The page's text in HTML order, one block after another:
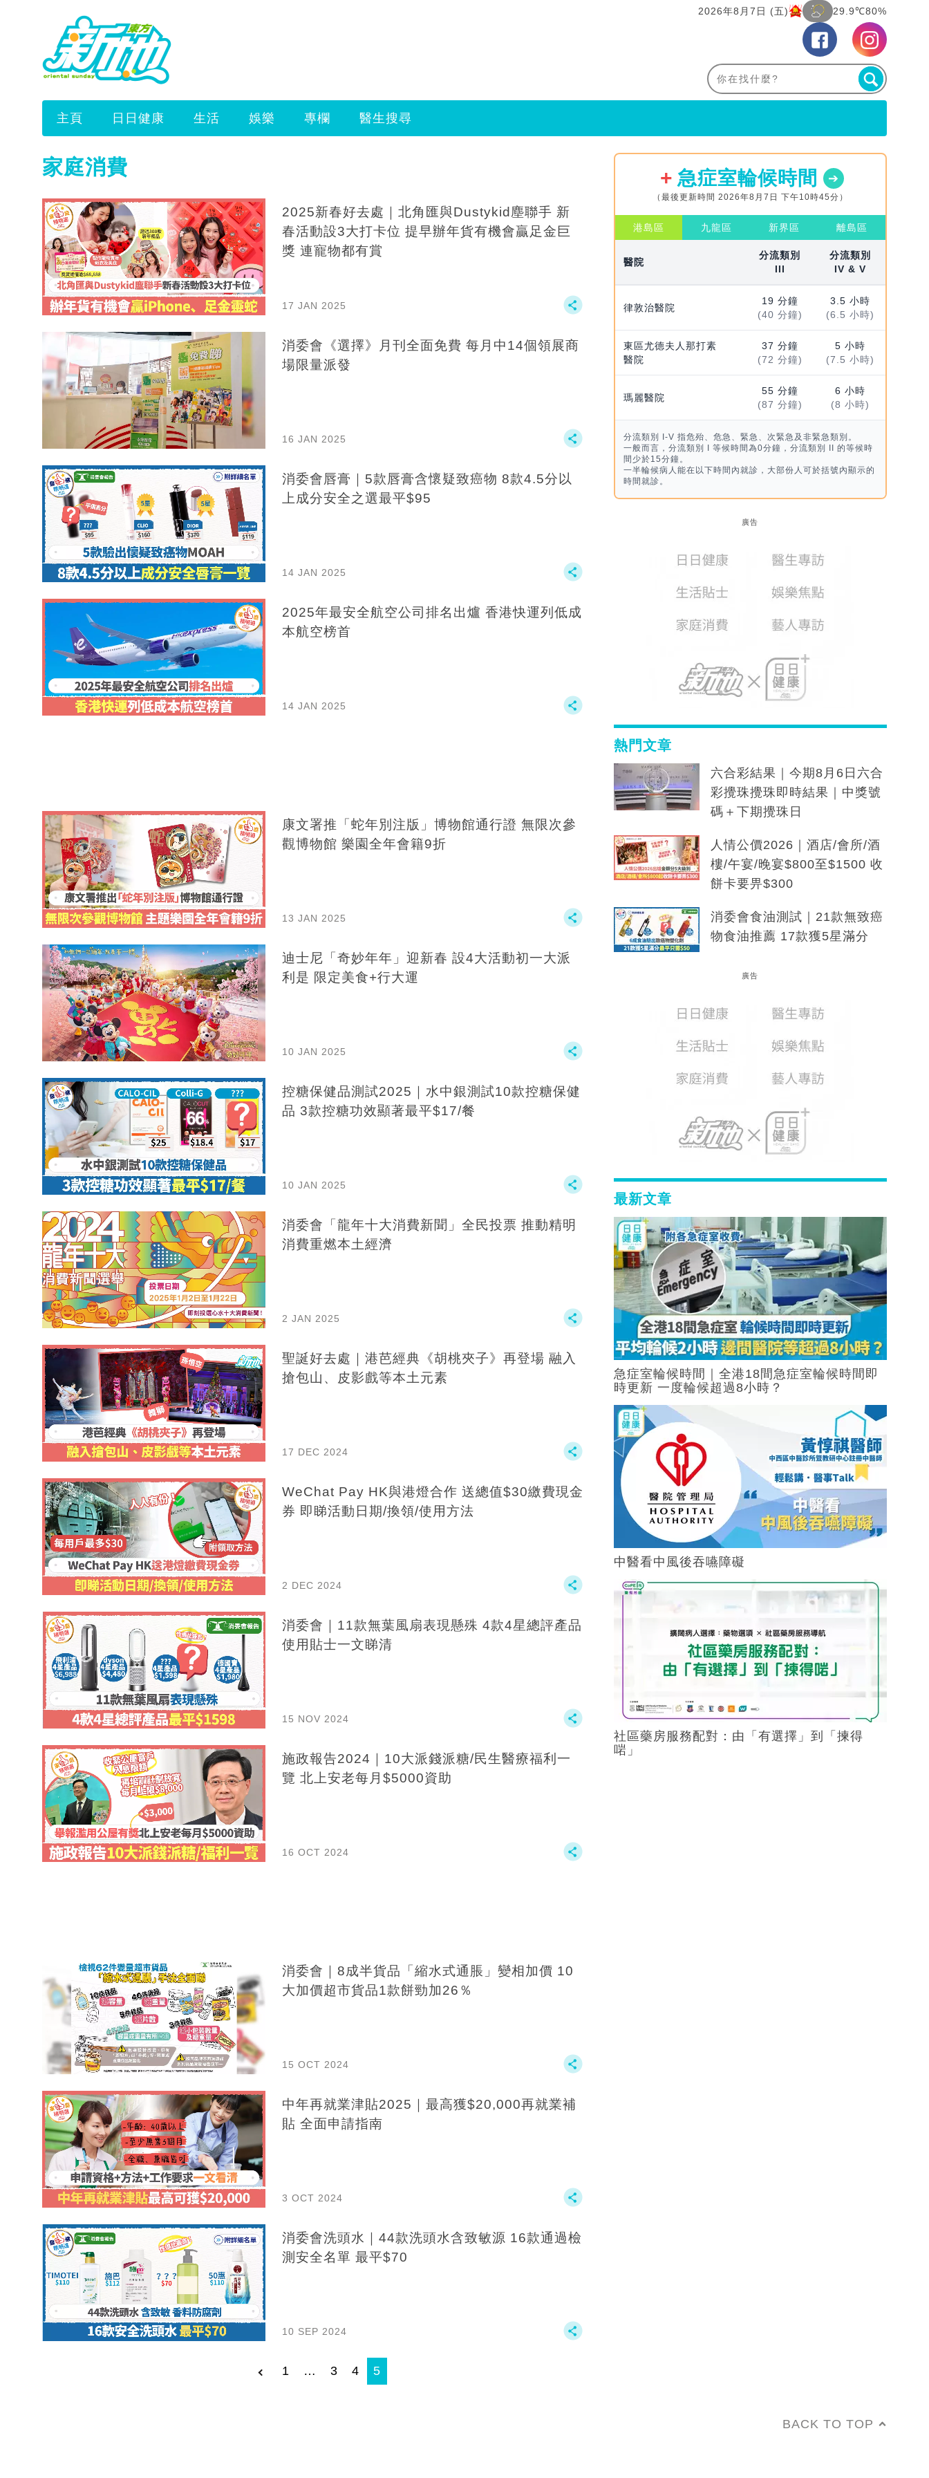
2026年8月7日 (五) 29.9℃80%
主頁 日日健康 生活 娛樂 專欄 醫生搜尋
家庭消費
2025新春好去處｜北角匯與Dustykid塵聯手 新
春活動設3大打卡位 提早辦年貨有機會贏足金巨
獎 連寵物都有賞
17 JAN 2025
消委會《選擇》月刊全面免費 每月中14個領展商
場限量派發
16 JAN 2025
消委會唇膏｜5款唇膏含懷疑致癌物 8款4.5分以
上成分安全之選最平$95
14 JAN 2025
2025年最安全航空公司排名出爐 香港快運列低成
本航空榜首
14 JAN 2025
康文署推「蛇年別注版」博物館通行證 無限次參
觀博物館 樂園全年會籍9折
13 JAN 2025
迪士尼「奇妙年年」迎新春 設4大活動初一大派
利是 限定美食+行大運
10 JAN 2025
控糖保健品測試2025｜水中銀測試10款控糖保健
品 3款控糖功效顯著最平$17/餐
10 JAN 2025
消委會「龍年十大消費新聞」全民投票 推動精明
消費重燃本土經濟
2 JAN 2025
聖誕好去處｜港芭經典《胡桃夾子》再登場 融入
搶包山、皮影戲等本土元素
17 DEC 2024
WeChat Pay HK與港燈合作 送總值$30繳費現金
券 即睇活動日期/換領/使用方法
2 DEC 2024
消委會｜11款無葉風扇表現懸殊 4款4星總評產品
使用貼士一文睇清
15 NOV 2024
施政報告2024｜10大派錢派糖/民生醫療福利一
覽 北上安老每月$5000資助
16 OCT 2024
消委會｜8成半貨品「縮水式通脹」變相加價 10
大加價超市貨品1款餅勁加26％
15 OCT 2024
中年再就業津貼2025｜最高獲$20,000再就業補
貼 全面申請指南
3 OCT 2024
消委會洗頭水｜44款洗頭水含致敏源 16款通過檢
測安全名單 最平$70
10 SEP 2024
1 … 3 4 5
急症室輪候時間
（最後更新時間 2026年8月7日 下午10時45分）
港島區 九龍區 新界區 離島區
醫院
分流類別
III
分流類別
IV & V
律敦治醫院
19 分鐘
(40 分鐘)
3.5 小時
(6.5 小時)
東區尤德夫人那打素
醫院
37 分鐘
(72 分鐘)
5 小時
(7.5 小時)
瑪麗醫院
55 分鐘
(87 分鐘)
6 小時
(8 小時)
分流類別 I-V 指危殆、危急、緊急、次緊急及非緊急類別。
一般而言，分流類別 I 等候時間為0分鐘，分流類別 II 的等候時
間少於15分鐘。
一半輪候病人能在以下時間內就診，大部份人可於括號內顯示的
時間就診。
廣告
熱門文章
六合彩結果｜今期8月6日六合
彩攪珠攪珠即時結果｜中獎號
碼＋下期攪珠日
人情公價2026｜酒店/會所/酒
樓/午宴/晚宴$800至$1500 收
餅卡要畀$300
消委會食油測試｜21款無致癌
物食油推薦 17款獲5星滿分
廣告
最新文章
急症室輪候時間｜全港18間急症室輪候時間即
時更新 一度輪候超過8小時？
中醫看中風後吞嚥障礙
社區藥房服務配對：由「有選擇」到「揀得
啱」
BACK TO TOP